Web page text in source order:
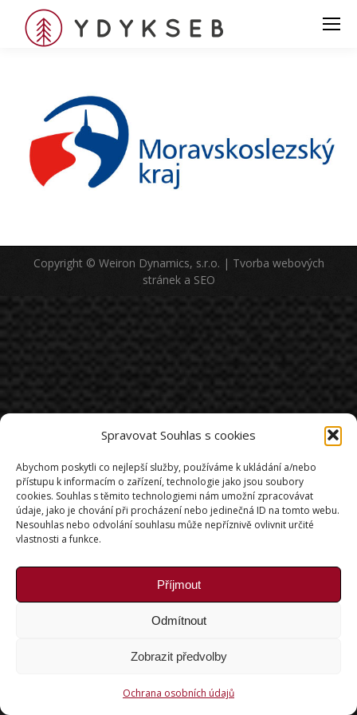
Spravovat Souhlas s cookies
Abychom poskytli co nejlepší služby, používáme k ukládání a/nebo
přístupu k informacím o zařízení, technologie jako jsou soubory
cookies. Souhlas s těmito technologiemi nám umožní zpracovávat
údaje, jako je chování při procházení nebo jedinečná ID na tomto webu.
Nesouhlas nebo odvolání souhlasu může nepříznivě ovlivnit určité
vlastnosti a funkce.
Příjmout
Odmítnout
Zobrazit předvolby
Ochrana osobních údajů
Copyright © Weiron Dynamics, s.r.o. | Tvorba webových
stráneka SEO